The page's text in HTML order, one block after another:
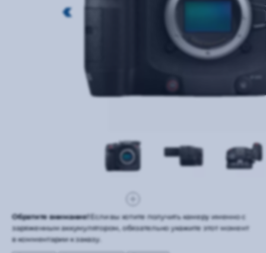
Обратите внимание!Если вы хотите получить камеру именно с
заряженным аккумулятором, обязательно укажите этот момент
в комментарии к заказу.